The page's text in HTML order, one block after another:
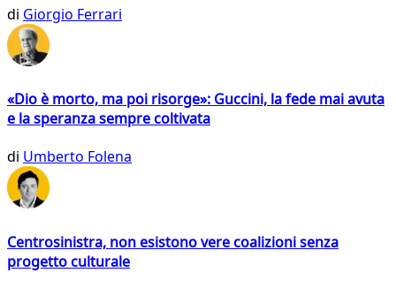
di Giorgio Ferrari
«Dio è morto, ma poi risorge»: Guccini, la fede mai avuta
e la speranza sempre coltivata
di Umberto Folena
Centrosinistra, non esistono vere coalizioni senza
progetto culturale